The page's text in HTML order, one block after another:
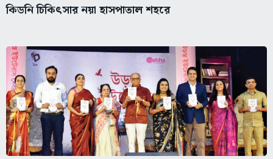
কিডনি চিকিৎসার নয়া হাসপাতাল শহরে